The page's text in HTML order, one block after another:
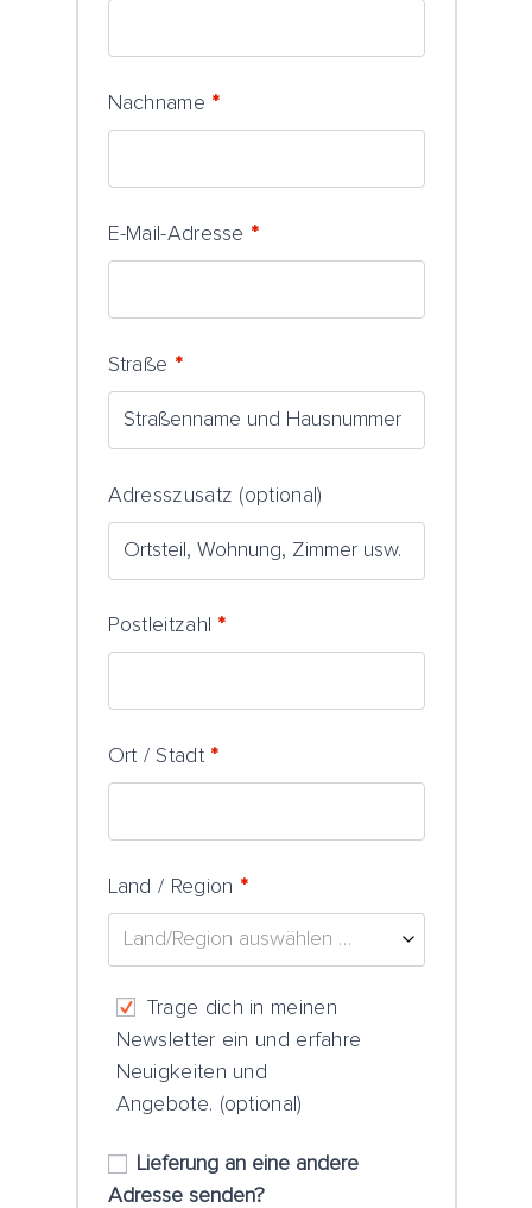
Nachname *
E-Mail-Adresse *
Straße *
Adresszusatz (optional)
Postleitzahl *
Ort / Stadt *
Land / Region *
Land/Region auswählen …
Trage dich in meinen
Newsletter ein und erfahre
Neuigkeiten und
Angebote. (optional)
Lieferung an eine andere
Adresse senden?